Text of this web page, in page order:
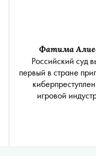
Фатима
Российский суд
первый в стране
игровой